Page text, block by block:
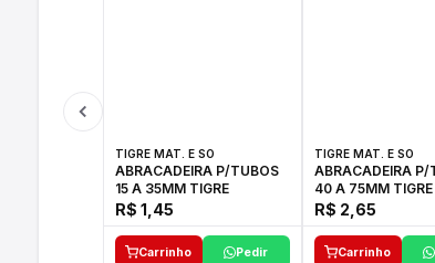
TIGRE MAT. E SO
ABRACADEIRA P/TUBOS
15 A 35MM TIGRE
R$ 1,45
Carrinho Pedir
TIGRE MAT. E SO
ABRACADEIRA P/TUBOS
40 A 75MM TIGRE
R$ 2,65
Carrinho